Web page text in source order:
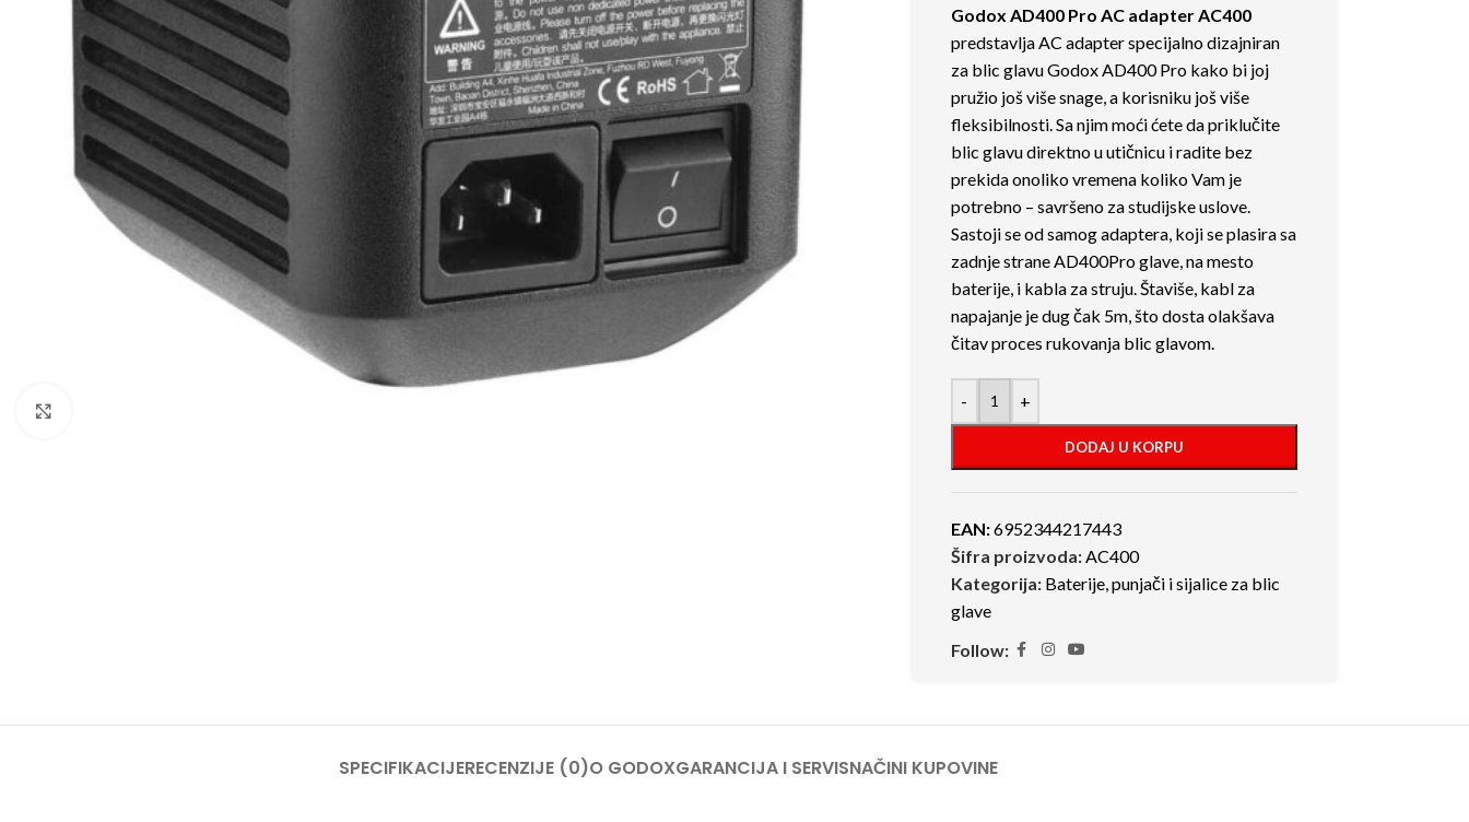
Godox AD400 Pro AC adapter AC400
predstavlja AC adapter specijalno dizajniran
za blic glavu Godox AD400 Pro kako bi joj
pružio još više snage, a korisniku još više
fleksibilnosti. Sa njim moći ćete da priklučite
blic glavu direktno u utičnicu i radite bez
prekida onoliko vremena koliko Vam je
potrebno – savršeno za studijske uslove.
Sastoji se od samog adaptera, koji se plasira sa
zadnje strane AD400Pro glave, na mesto
baterije, i kabla za struju. Štaviše, kabl za
napajanje je dug čak 5m, što dosta olakšava
čitav proces rukovanja blic glavom.
- +
DODAJ U KORPU
EAN:6952344217443
Šifra proizvoda: AC400
Kategorija: Baterije, punjači i sijalice za blic
glave
Follow:
SPECIFIKACIJERECENZIJE (0)O GODOXGARANCIJA I SERVISNAČINI KUPOVINE